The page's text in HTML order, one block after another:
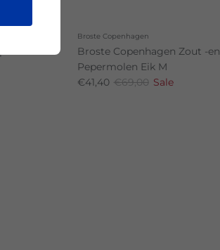
Broste Copenhagen
Broste Copenhagen Zout -en
Pepermolen Eik M
€41,40 €69,00 Sale